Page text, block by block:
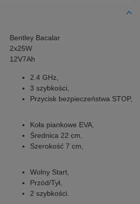
Bentley Bacalar
2x25W
12V7Ah
2.4 GHz,
3 szybkości,
Przycisk bezpieczeństwa STOP,
Koła piankowe EVA,
Średnica 22 cm,
Szerokość 7 cm,
Wolny Start,
Przód/Tył,
2 szybkości.